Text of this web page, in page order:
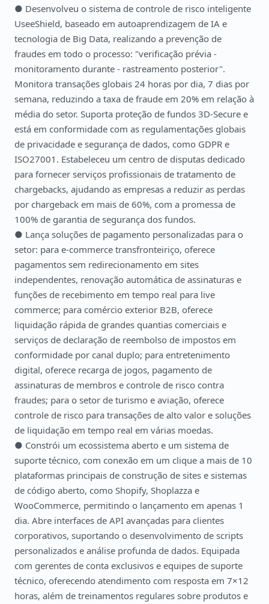
● Desenvolveu o sistema de controle de risco inteligente
UseeShield, baseado em autoaprendizagem de IA e
tecnologia de Big Data, realizando a prevenção de
fraudes em todo o processo: "verificação prévia -
monitoramento durante - rastreamento posterior".
Monitora transações globais 24 horas por dia, 7 dias por
semana, reduzindo a taxa de fraude em 20% em relação à
média do setor. Suporta proteção de fundos 3D-Secure e
está em conformidade com as regulamentações globais
de privacidade e segurança de dados, como GDPR e
ISO27001. Estabeleceu um centro de disputas dedicado
para fornecer serviços profissionais de tratamento de
chargebacks, ajudando as empresas a reduzir as perdas
por chargeback em mais de 60%, com a promessa de
100% de garantia de segurança dos fundos.
● Lança soluções de pagamento personalizadas para o
setor: para e-commerce transfronteiriço, oferece
pagamentos sem redirecionamento em sites
independentes, renovação automática de assinaturas e
funções de recebimento em tempo real para live
commerce; para comércio exterior B2B, oferece
liquidação rápida de grandes quantias comerciais e
serviços de declaração de reembolso de impostos em
conformidade por canal duplo; para entretenimento
digital, oferece recarga de jogos, pagamento de
assinaturas de membros e controle de risco contra
fraudes; para o setor de turismo e aviação, oferece
controle de risco para transações de alto valor e soluções
de liquidação em tempo real em várias moedas.
● Constrói um ecossistema aberto e um sistema de
suporte técnico, com conexão em um clique a mais de 10
plataformas principais de construção de sites e sistemas
de código aberto, como Shopify, Shoplazza e
WooCommerce, permitindo o lançamento em apenas 1
dia. Abre interfaces de API avançadas para clientes
corporativos, suportando o desenvolvimento de scripts
personalizados e análise profunda de dados. Equipada
com gerentes de conta exclusivos e equipes de suporte
técnico, oferecendo atendimento com resposta em 7×12
horas, além de treinamentos regulares sobre produtos e